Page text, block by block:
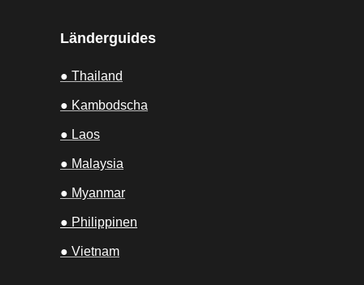
Länderguides
● Thailand
● Kambodscha
● Laos
● Malaysia
● Myanmar
● Philippinen
● Vietnam